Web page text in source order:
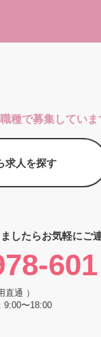
種で募集していま
求人を探す
したらお気軽にご
601
直通 ）
9:00〜18:00